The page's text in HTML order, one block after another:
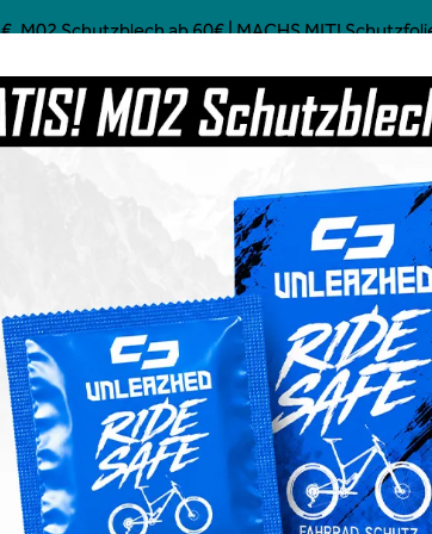
M02 Schutzblech ab 60€ | MACHS MIT!
Mostly Made in
Power Food Social